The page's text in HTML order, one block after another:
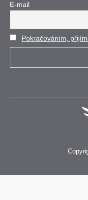
E-mail
Pokračováním,